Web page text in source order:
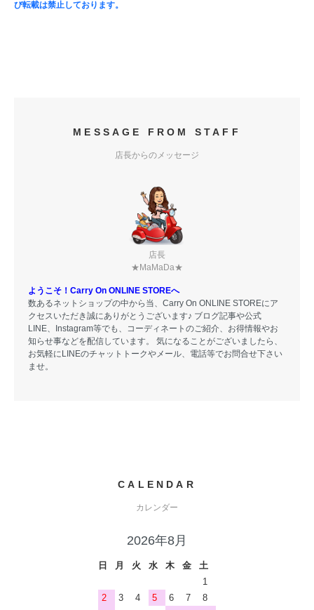
び転載は禁止しております。
MESSAGE FROM STAFF
店長からのメッセージ
店長
★MaMaDa★
ようこそ！Carry On ONLINE STOREへ
数あるネットショップの中から当、Carry On ONLINE STOREにア
クセスいただき誠にありがとうございます♪ ブログ記事や公式
LINE、Instagram等でも、コーディネートのご紹介、お得情報やお
知らせ事などを配信しています。 気になることがございましたら、
お気軽にLINEのチャットトークやメール、電話等でお問合せ下さい
ませ。
CALENDAR
カレンダー
2026年8月
日 月 火 水 木 金
土
1
2
3 4 5 6 7
8